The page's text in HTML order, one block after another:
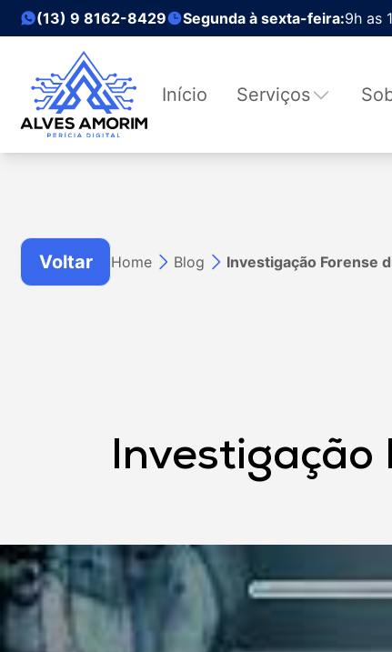
(13) 9 8162-8429 Segunda à sexta-feira:9h as
Início Serviços
Voltar Home Blog Investigação Forense
Investigação